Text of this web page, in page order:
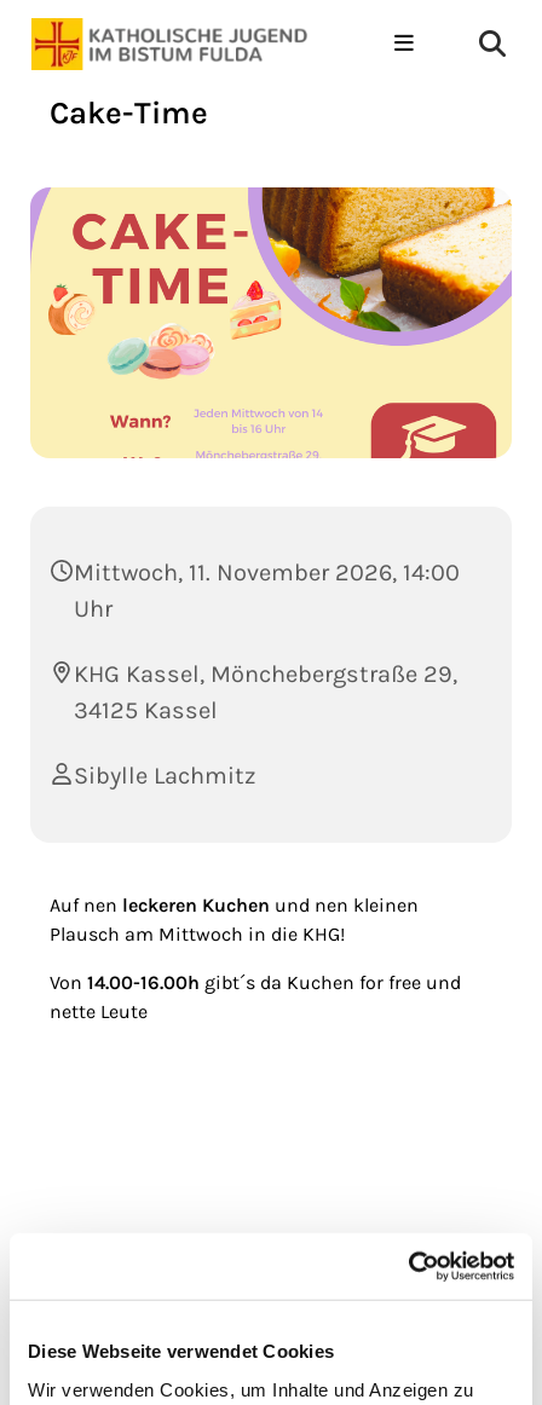
Diese Webseite verwendet Cookies
Wir verwenden Cookies, um Inhalte und Anzeigen zu
Cake-Time
Mittwoch, 11. November 2026, 14:00
Uhr
KHG Kassel, Mönchebergstraße 29,
34125 Kassel
Sibylle Lachmitz
Auf nen leckeren Kuchen und nen kleinen
Plausch am Mittwoch in die KHG!
Von 14.00-16.00h gibt´s da Kuchen for free und
nette Leute